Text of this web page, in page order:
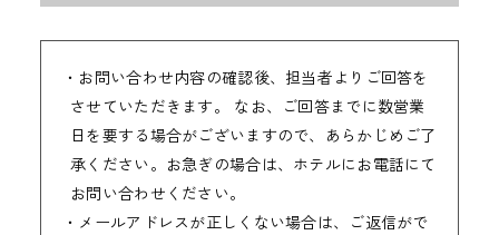
・お問い合わせ内容の確認後、担当者よりご回答を
させていただきます。 なお、ご回答までに数営業
日を要する場合がございますので、あらかじめご了
承ください。お急ぎの場合は、ホテルにお電話にて
お問い合わせください。
・メールアドレスが正しくない場合は、ご返信がで